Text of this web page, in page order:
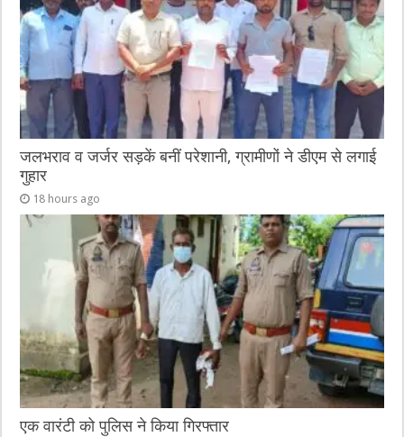
जलभराव व जर्जर सड़कें बनीं परेशानी, ग्रामीणों ने डीएम से लगाई
गुहार
18 hours ago
एक वारंटी को पुलिस ने किया गिरफ्तार